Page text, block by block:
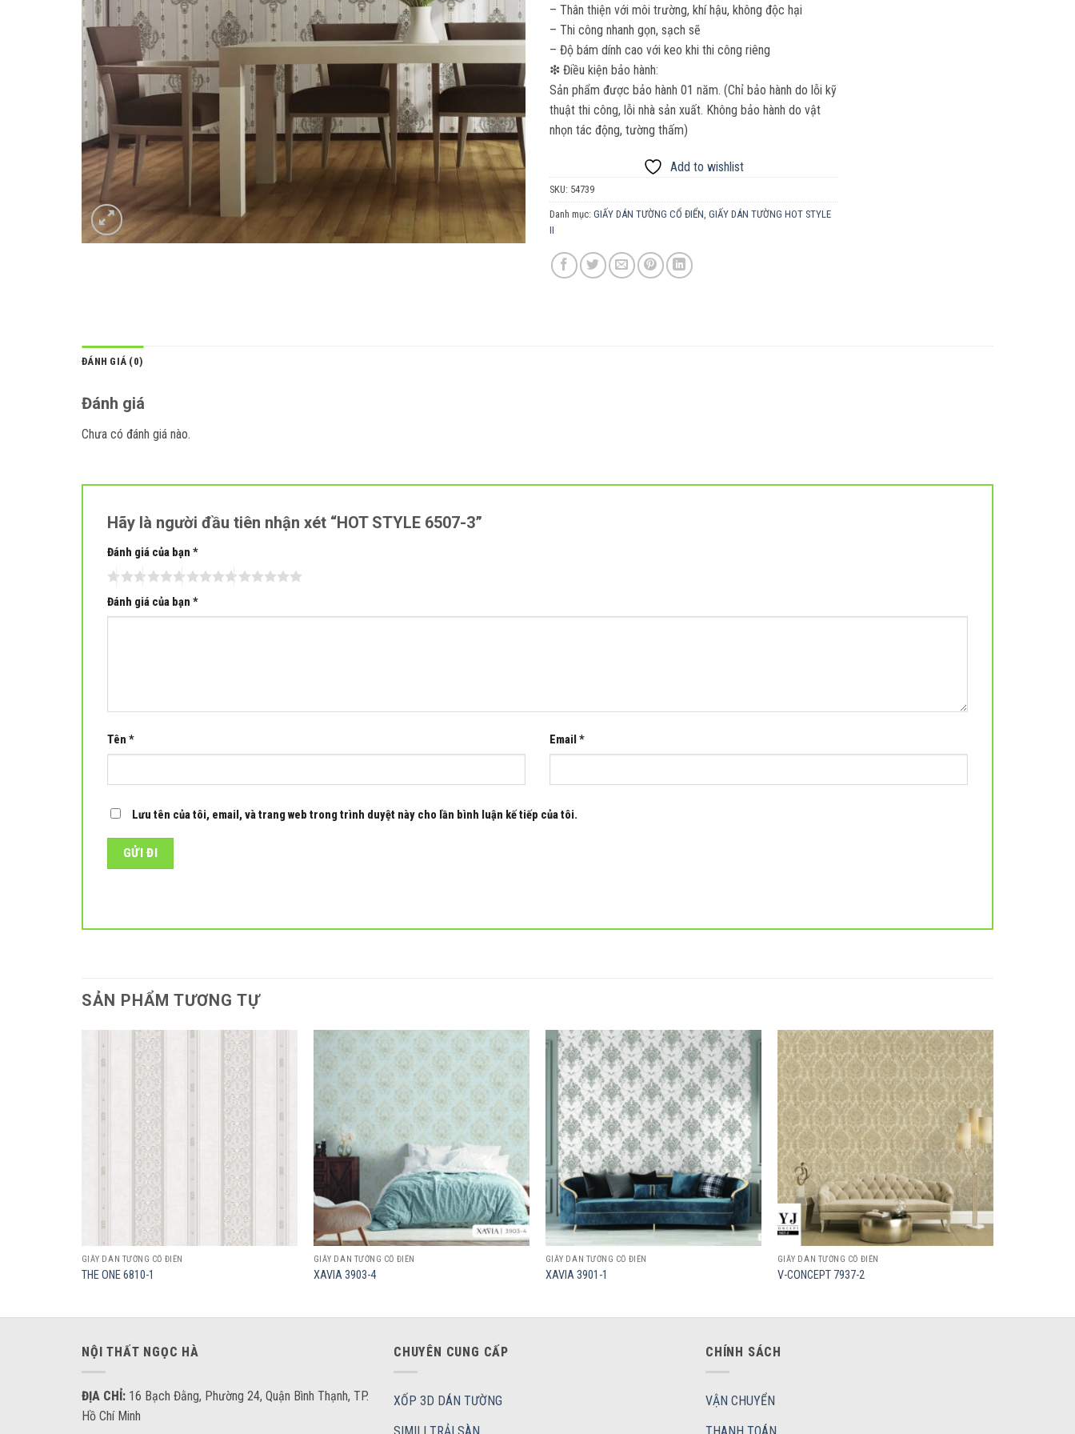
– Thân thiện với môi trường, khí hậu, không độc hại
– Thi công nhanh gọn, sạch sẽ
– Độ bám dính cao với keo khi thi công riêng
❇ Điều kiện bảo hành:
Sản phẩm được bảo hành 01 năm. (Chỉ bảo hành do lỗi kỹ
thuật thi công, lỗi nhà sản xuất. Không bảo hành do vật
nhọn tác động, tường thấm)
Add to wishlist
SKU: 54739
Danh mục: GIẤY DÁN TƯỜNG CỔ ĐIỂN GIẤY DÁN TƯỜNG HOT STYLE
II
ĐÁNH GIÁ (0)
Đánh giá
Chưa có đánh giá nào.
Hãy là người đầu tiên nhận xét “HOT STYLE 6507-3”
Đánh giá của bạn *
Đánh giá của bạn *
Tên * Email *
Lưu tên của tôi, email, và trang web trong trình duyệt này cho lần bình luận kế tiếp của tôi.
SẢN PHẨM TƯƠNG TỰ
GIẤY DÁN TƯỜNG CỔ ĐIỂN
THE ONE 6810-1
Add to
wishlist
GIẤY DÁN TƯỜNG CỔ ĐIỂN
XAVIA 3903-4
Add to
wishlist
GIẤY DÁN TƯỜNG CỔ ĐIỂN
XAVIA 3901-1
Add to
wishlist
GIẤY DÁN TƯỜNG CỔ ĐIỂN
V-CONCEPT 7937-2
NỘI THẤT NGỌC HÀ
ĐỊA CHỈ: 16 Bạch Đằng, Phường 24, Quận Bình Thạnh, TP.
Hồ Chí Minh
CHUYÊN CUNG CẤP
XỐP 3D DÁN TƯỜNG
SIMILI TRẢI SÀN
CHÍNH SÁCH
VẬN CHUYỂN
THANH TOÁN